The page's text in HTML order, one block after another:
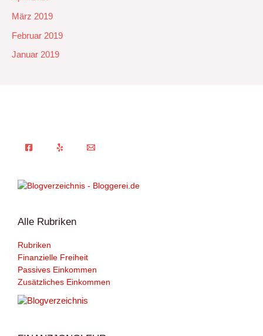
März 2019
Februar 2019
Januar 2019
Alle Rubriken
Rubriken
Finanzielle Freiheit
Passives Einkommen
Zusätzliches Einkommen